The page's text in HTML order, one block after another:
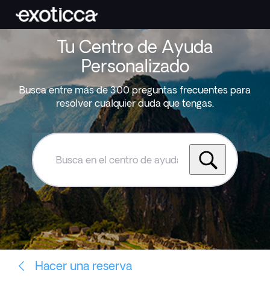
Tu Centro de Ayuda
Personalizado
Busca entre más de 300 preguntas frecuentes para
resolver cualquier duda que tengas.
Busca
el
centro
de
ayuda
de
Exoticca
Hacer una reserva